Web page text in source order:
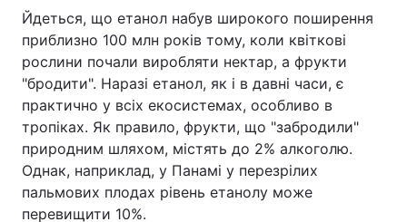
Йдеться, що етанол набув широкого поширення
приблизно 100 млн років тому, коли квіткові
рослини почали виробляти нектар, а фрукти
"бродити". Наразі етанол, як і в давні часи, є
практично у всіх екосистемах, особливо в
тропіках. Як правило, фрукти, що "забродили"
природним шляхом, містять до 2% алкоголю.
Однак, наприклад, у Панамі у перезрілих
пальмових плодах рівень етанолу може
перевищити 10%.